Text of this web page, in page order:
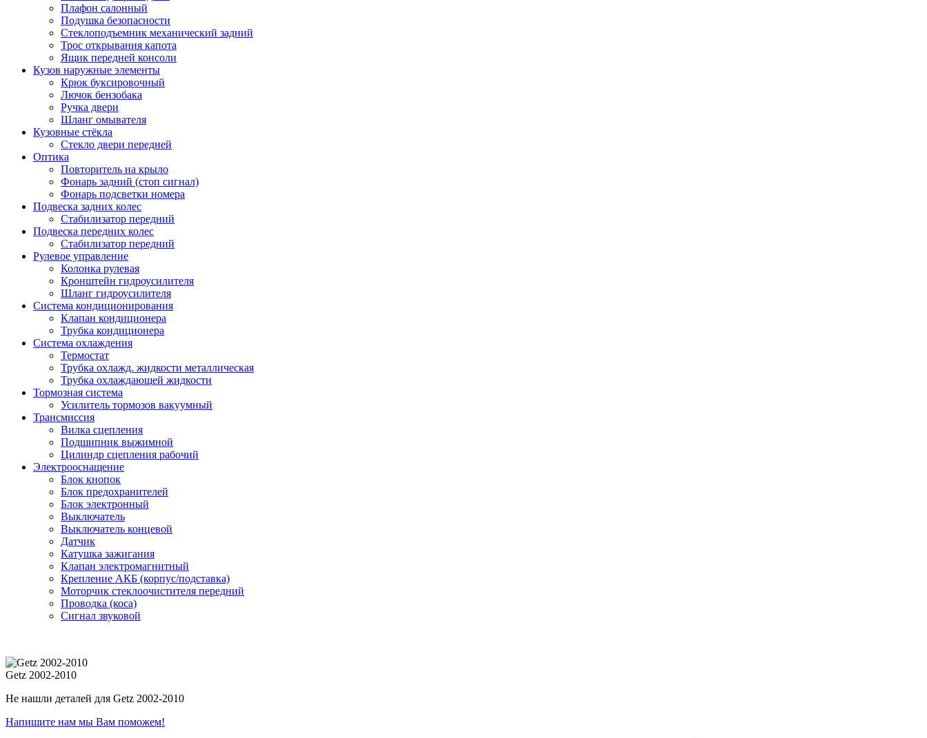
Плафон салонный
Подушка безопасности
Стеклоподъемник механический задний
Трос открывания капота
Ящик передней консоли
Кузов наружные элементы
Крюк буксировочный
Лючок бензобака
Ручка двери
Шланг омывателя
Кузовные стёкла
Стекло двери передней
Оптика
Повторитель на крыло
Фонарь задний (стоп сигнал)
Фонарь подсветки номера
Подвеска задних колес
Стабилизатор передний
Подвеска передних колес
Стабилизатор передний
Рулевое управление
Колонка рулевая
Кронштейн гидроусилителя
Шланг гидроусилителя
Система кондиционирования
Клапан кондиционера
Трубка кондиционера
Система охлаждения
Термостат
Трубка охлажд. жидкости металлическая
Трубка охлаждающей жидкости
Тормозная система
Усилитель тормозов вакуумный
Трансмиссия
Вилка сцепления
Подшипник выжимной
Цилиндр сцепления рабочий
Электрооснащение
Блок кнопок
Блок предохранителей
Блок электронный
Выключатель
Выключатель концевой
Датчик
Катушка зажигания
Клапан электромагнитный
Крепление АКБ (корпус/подставка)
Моторчик стеклоочистителя передний
Проводка (коса)
Сигнал звуковой
Getz 2002-2010
Не нашли деталей для Getz 2002-2010
Напишите нам мы Вам поможем!